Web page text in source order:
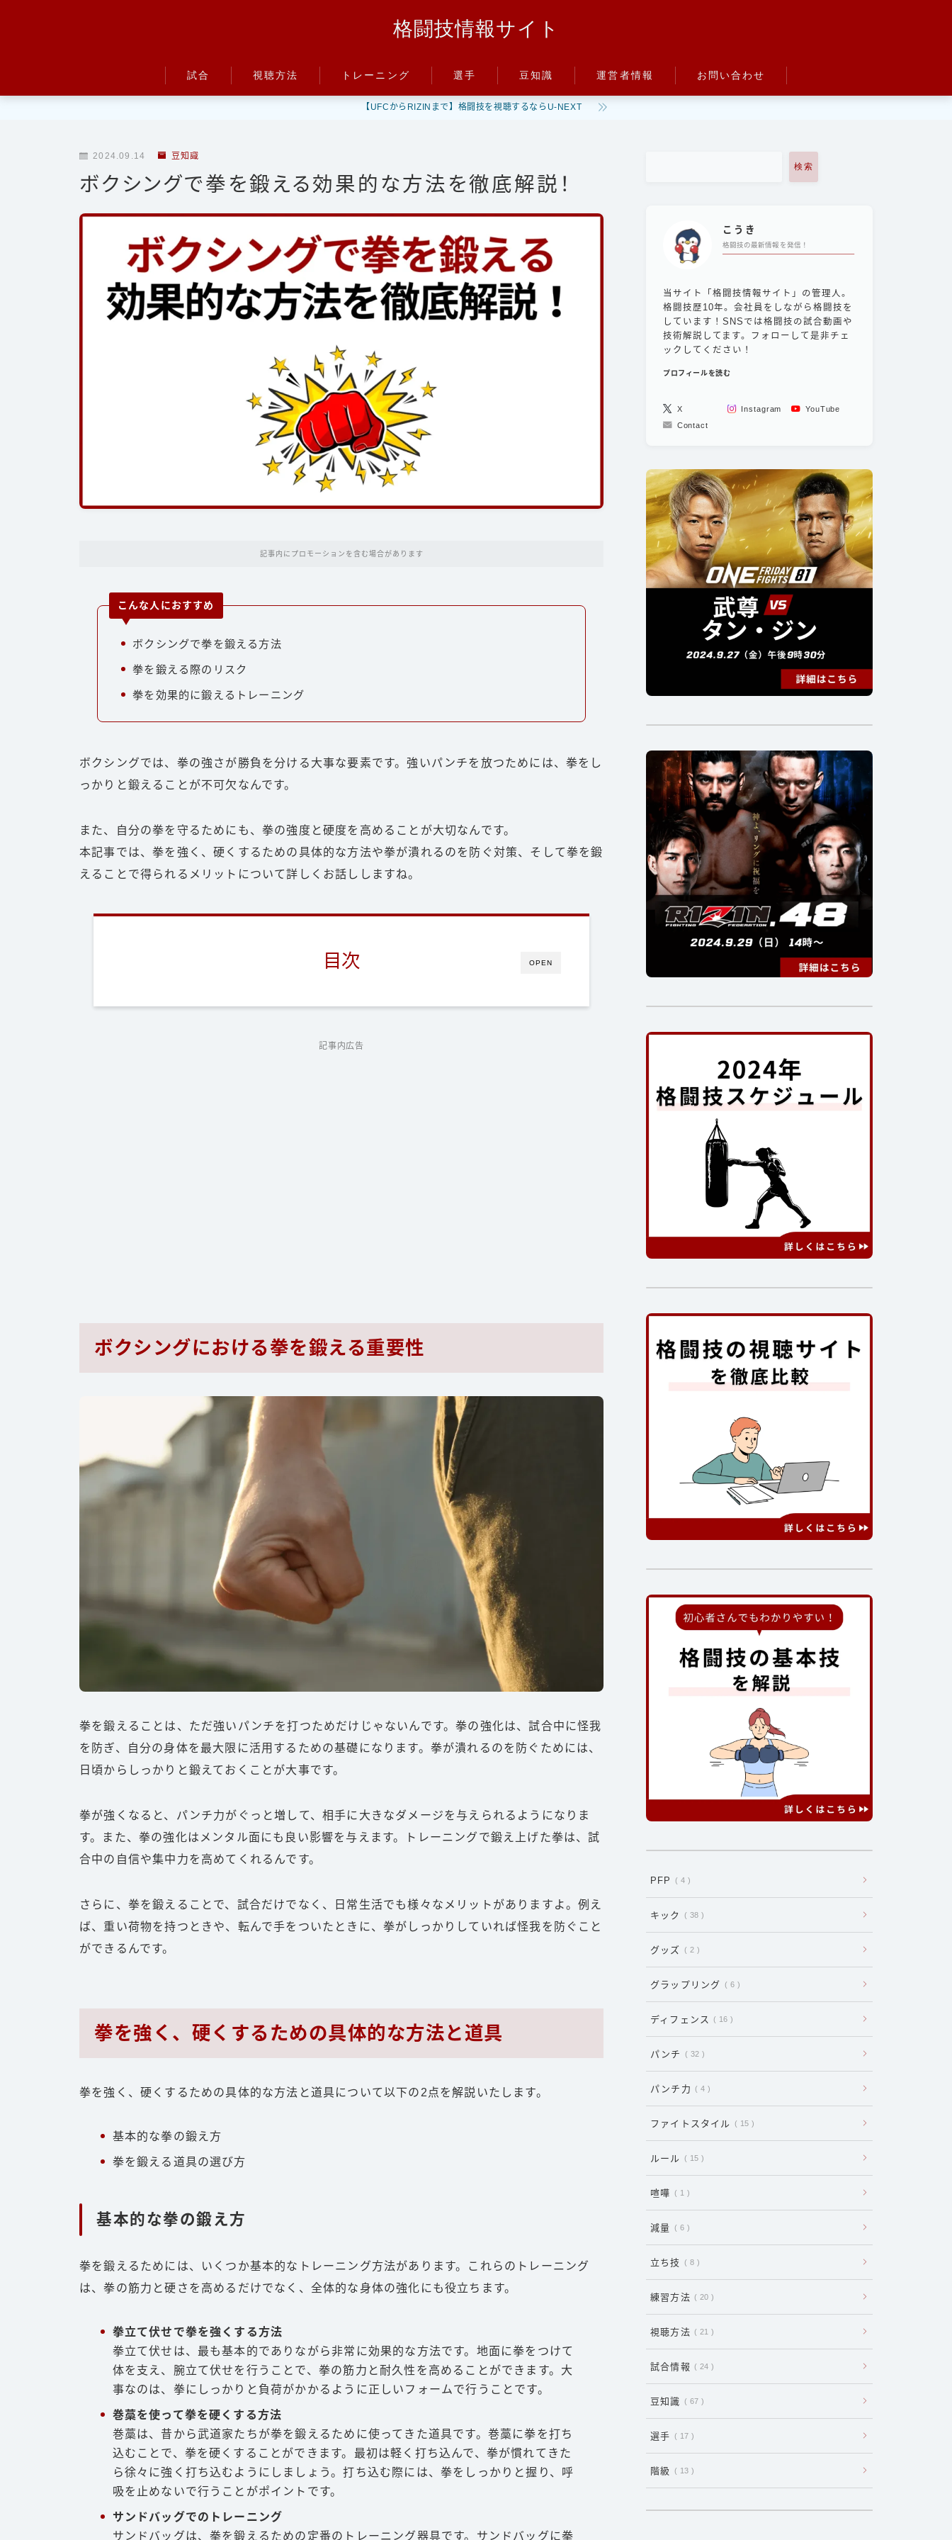
格闘技情報サイト
試合 視聴方法 トレーニング 選手
朝倉未来
ファイトスタイル
豆知識
ルール
喧嘩
運営者情報 お問い合わせ
【UFCからRIZINまで】格闘技を視聴するならU-NEXT
2024.09.14 豆知識
ボクシングで拳を鍛える効果的な方法を徹底解説！
記事内にプロモーションを含む場合があります
こんな人におすすめ
ボクシングで拳を鍛える方法
拳を鍛える際のリスク
拳を効果的に鍛えるトレーニング
ボクシングでは、拳の強さが勝負を分ける大事な要素です。強いパンチを放つためには、拳をし
っかりと鍛えることが不可欠なんです。
また、自分の拳を守るためにも、拳の強度と硬度を高めることが大切なんです。
本記事では、拳を強く、硬くするための具体的な方法や拳が潰れるのを防ぐ対策、そして拳を鍛
えることで得られるメリットについて詳しくお話ししますね。
OPEN
目次
記事内広告
ボクシングにおける拳を鍛える重要性
拳を鍛えることは、ただ強いパンチを打つためだけじゃないんです。拳の強化は、試合中に怪我
を防ぎ、自分の身体を最大限に活用するための基礎になります。拳が潰れるのを防ぐためには、
日頃からしっかりと鍛えておくことが大事です。
拳が強くなると、パンチ力がぐっと増して、相手に大きなダメージを与えられるようになりま
す。また、拳の強化はメンタル面にも良い影響を与えます。トレーニングで鍛え上げた拳は、試
合中の自信や集中力を高めてくれるんです。
さらに、拳を鍛えることで、試合だけでなく、日常生活でも様々なメリットがありますよ。例え
ば、重い荷物を持つときや、転んで手をついたときに、拳がしっかりしていれば怪我を防ぐこと
ができるんです。
拳を強く、硬くするための具体的な方法と道具
拳を強く、硬くするための具体的な方法と道具について以下の2点を解説いたします。
基本的な拳の鍛え方
拳を鍛える道具の選び方
基本的な拳の鍛え方
拳を鍛えるためには、いくつか基本的なトレーニング方法があります。これらのトレーニング
は、拳の筋力と硬さを高めるだけでなく、全体的な身体の強化にも役立ちます。
拳立て伏せで拳を強くする方法
拳立て伏せは、最も基本的でありながら非常に効果的な方法です。地面に拳をつけて
体を支え、腕立て伏せを行うことで、拳の筋力と耐久性を高めることができます。大
事なのは、拳にしっかりと負荷がかかるように正しいフォームで行うことです。
巻藁を使って拳を硬くする方法
巻藁は、昔から武道家たちが拳を鍛えるために使ってきた道具です。巻藁に拳を打ち
込むことで、拳を硬くすることができます。最初は軽く打ち込んで、拳が慣れてきた
ら徐々に強く打ち込むようにしましょう。打ち込む際には、拳をしっかりと握り、呼
吸を止めないで行うことがポイントです。
サンドバッグでのトレーニング
サンドバッグは、拳を鍛えるための定番のトレーニング器具です。サンドバッグに拳
検索
こうき
格闘技の最新情報を発信！
当サイト「格闘技情報サイト」の管理人。
格闘技歴10年。会社員をしながら格闘技を
しています！SNSでは格闘技の試合動画や
技術解説してます。フォローして是非チェ
ックしてください！
プロフィールを読む
X Instagram
YouTube
Contact
PFP 4
キック 38
グッズ 2
グラップリング 6
ディフェンス 16
パンチ 32
パンチ力 4
ファイトスタイル 15
ルール 15
喧嘩 1
減量 6
立ち技 8
練習方法 20
視聴方法 21
試合情報 24
豆知識 67
選手 17
階級 13